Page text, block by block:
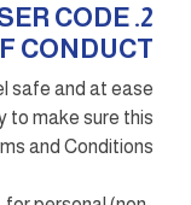
CODE
CONDUCT
safe and at ease
to make sure this
and Conditions.